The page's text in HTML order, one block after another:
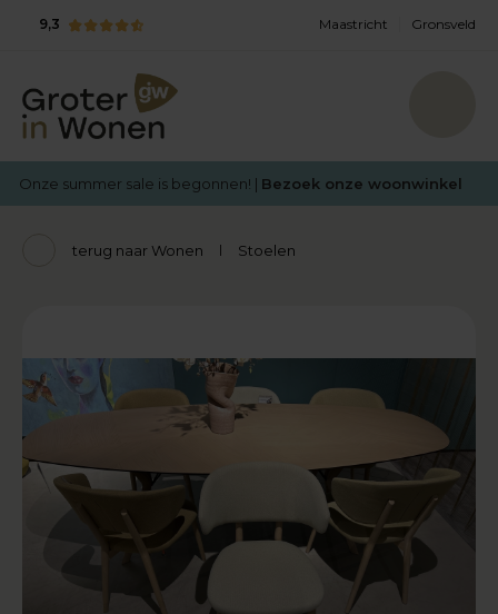
9,3 Maastricht Gronsveld
Onze summer sale is begonnen! | Bezoek onze woonwinkel
terug naar Wonen Stoelen